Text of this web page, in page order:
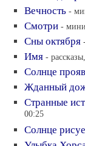
Вечность -
Смотри -
Сны октября
Имя -
Солнце
Жданный
Странные
00:25
Солнце